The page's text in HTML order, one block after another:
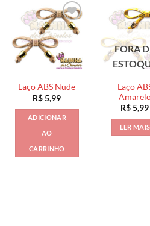
Laço ABS Nude
R$5,99
ADICIONAR
AO
CARRINHO
FORA
Laço
R$5,99
LER MAIS